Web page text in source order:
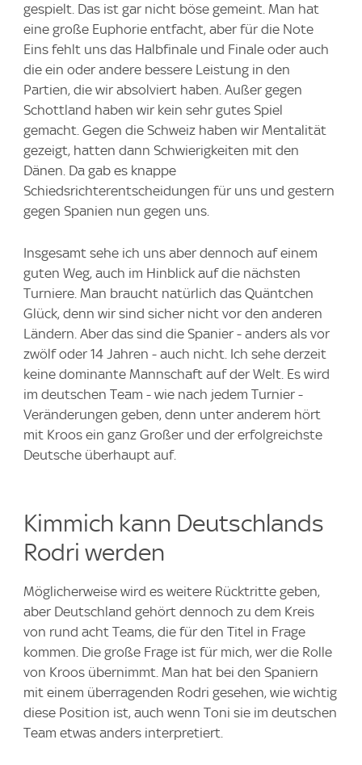
gespielt. Das ist gar nicht böse gemeint. Man hat
eine große Euphorie entfacht, aber für die Note
Eins fehlt uns das Halbfinale und Finale oder auch
die ein oder andere bessere Leistung in den
Partien, die wir absolviert haben. Außer gegen
Schottland haben wir kein sehr gutes Spiel
gemacht. Gegen die Schweiz haben wir Mentalität
gezeigt, hatten dann Schwierigkeiten mit den
Dänen. Da gab es knappe
Schiedsrichterentscheidungen für uns und gestern
gegen Spanien nun gegen uns.
Insgesamt sehe ich uns aber dennoch auf einem
guten Weg, auch im Hinblick auf die nächsten
Turniere. Man braucht natürlich das Quäntchen
Glück, denn wir sind sicher nicht vor den anderen
Ländern. Aber das sind die Spanier - anders als vor
zwölf oder 14 Jahren - auch nicht. Ich sehe derzeit
keine dominante Mannschaft auf der Welt. Es wird
im deutschen Team - wie nach jedem Turnier -
Veränderungen geben, denn unter anderem hört
mit Kroos ein ganz Großer und der erfolgreichste
Deutsche überhaupt auf.
Kimmich kann Deutschlands
Rodri werden
Möglicherweise wird es weitere Rücktritte geben,
aber Deutschland gehört dennoch zu dem Kreis
von rund acht Teams, die für den Titel in Frage
kommen. Die große Frage ist für mich, wer die Rolle
von Kroos übernimmt. Man hat bei den Spaniern
mit einem überragenden Rodri gesehen, wie wichtig
diese Position ist, auch wenn Toni sie im deutschen
Team etwas anders interpretiert.